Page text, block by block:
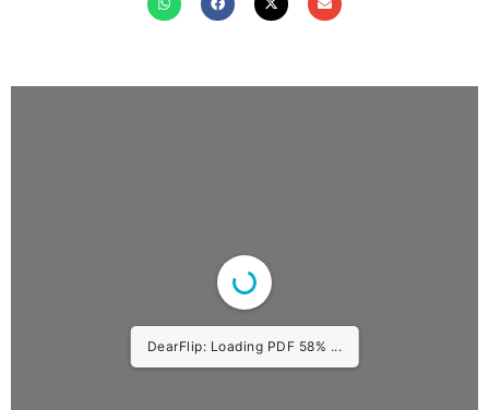
DearFlip: Loading PDF 86% ...